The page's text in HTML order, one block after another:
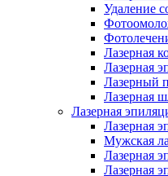
Удаление
Лазерная
Лазерная
Лазерный
Лазерная
Лазерная
Лазерная
Мужская
Лазерная
Лазерная